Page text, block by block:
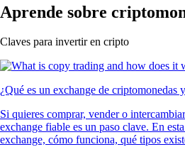
Aprende sobre
Claves para invertir en cripto
¿Qué es un exchange de criptomonedas
Si quieres comprar, vender o
exchange fiable es un paso clave. En
exchange, cómo funciona, qué tipos